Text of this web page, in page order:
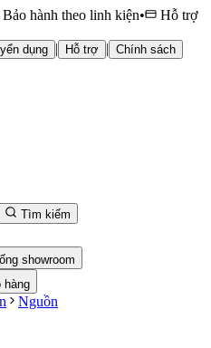
Bảo hành theo linh kiện•
Hỗ trợ
dụng | Hỗ trợ | Chính sách
Tìm kiếm
showroom
hàng
Nguồn